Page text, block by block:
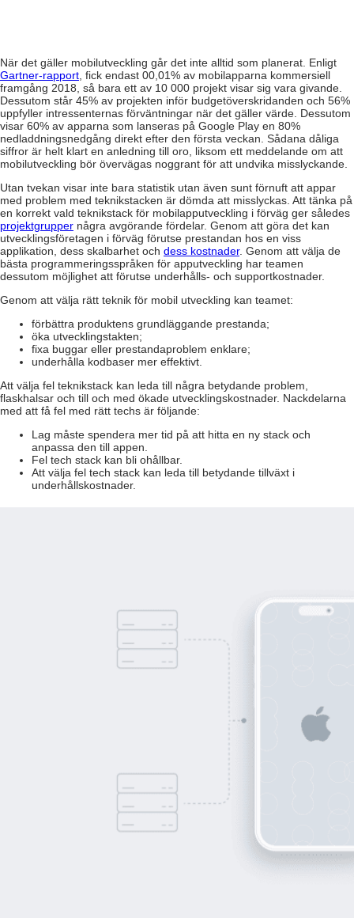
När det gäller mobilutveckling går det inte alltid som planerat. Enligt
Gartner-rapport , fick endast 00,01% av mobilapparna kommersiell
framgång 2018, så bara ett av 10 000 projekt visar sig vara givande.
Dessutom står 45% av projekten inför budgetöverskridanden och 56%
uppfyller intressenternas förväntningar när det gäller värde. Dessutom
visar 60% av apparna som lanseras på Google Play en 80%
nedladdningsnedgång direkt efter den första veckan. Sådana dåliga
siffror är helt klart en anledning till oro, liksom ett meddelande om att
mobilutveckling bör övervägas noggrant för att undvika misslyckande.
Utan tvekan visar inte bara statistik utan även sunt förnuft att appar
med problem med teknikstacken är dömda att misslyckas. Att tänka på
en korrekt vald teknikstack för mobilapputveckling i förväg ger således
projektgrupper några avgörande fördelar. Genom att göra det kan
utvecklingsföretagen i förväg förutse prestandan hos en viss
applikation, dess skalbarhet och dess kostnader. Genom att välja de
bästa programmeringsspråken för apputveckling har teamen
dessutom möjlighet att förutse underhålls- och supportkostnader.
Genom att välja rätt teknik för mobil utveckling kan teamet:
förbättra produktens grundläggande prestanda;
öka utvecklingstakten;
fixa buggar eller prestandaproblem enklare;
underhålla kodbaser mer effektivt.
Att välja fel teknikstack kan leda till några betydande problem,
flaskhalsar och till och med ökade utvecklingskostnader. Nackdelarna
med att få fel med rätt techs är följande:
Lag måste spendera mer tid på att hitta en ny stack och
anpassa den till appen.
Fel tech stack kan bli ohållbar.
Att välja fel tech stack kan leda till betydande tillväxt i
underhållskostnader.